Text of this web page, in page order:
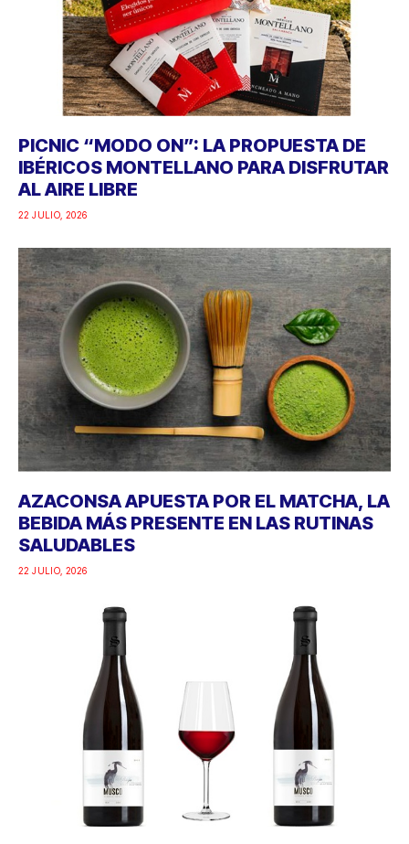
PICNIC “MODO ON”: LA PROPUESTA DE
IBÉRICOS MONTELLANO PARA DISFRUTAR
AL AIRE LIBRE
22 JULIO, 2026
AZACONSA APUESTA POR EL MATCHA, LA
BEBIDA MÁS PRESENTE EN LAS RUTINAS
SALUDABLES
22 JULIO, 2026